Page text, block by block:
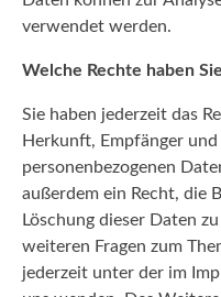
verwendet werden.
Welche Rechte haben
Sie haben jederzeit das
Herkunft, Empfänger
personenbezogenen
außerdem ein Recht, die
Löschung dieser Daten
weiteren Fragen zum
jederzeit unter der im